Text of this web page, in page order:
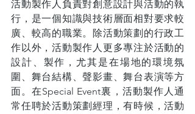
活動製作人負責對創意設計與活動的執
行，是一個知識與技術層面相對要求較
廣、較高的職業。除活動策劃的行政工
作以外，活動製作人更多專注於活動的
設計、製作，尤其是在場地的環境氛
圍、舞台結構、聲影畫、舞台表演等方
面。在Special Event裏，活動製作人通
常任聘於活動策劃經理，有時候，活動